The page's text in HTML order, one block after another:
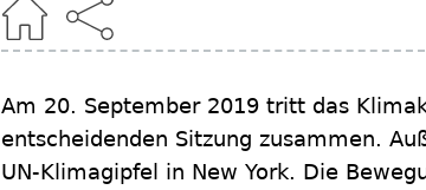
Am 20. September 2019 tritt das
entscheidenden Sitzung zusammen.
UN-Klimagipfel in New York. Die